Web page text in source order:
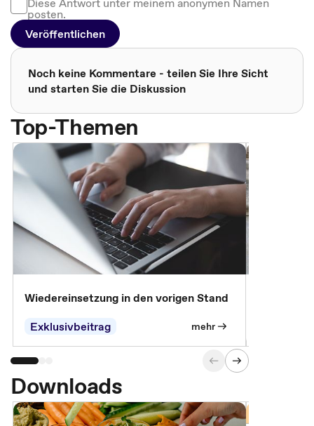
posten.
Veröffentlichen
Noch keine Kommentare - teilen Sie Ihre Sicht
und starten Sie die Diskussion
Top-Themen
Wiedereinsetzung in den vorigen Stand
Exklusivbeitrag
mehr
Downloads